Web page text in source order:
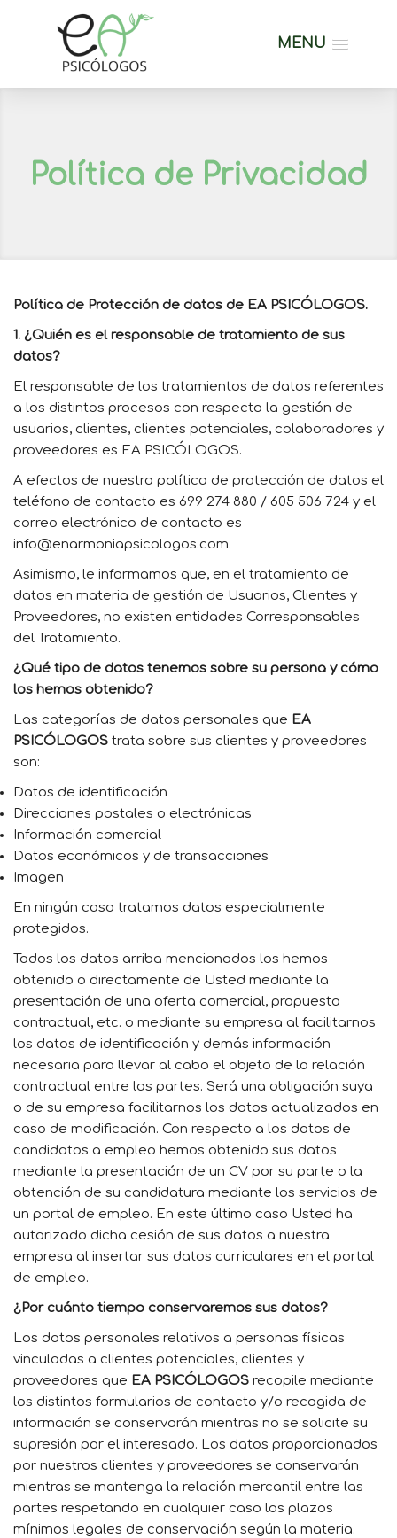
MENU
Política de Privacidad
Política de Protección de datos de EA PSICÓLOGOS.
1. ¿Quién es el responsable de tratamiento de sus
datos?
El responsable de los tratamientos de datos referentes
a los distintos procesos con respecto la gestión de
usuarios, clientes, clientes potenciales, colaboradores y
proveedores es EA PSICÓLOGOS.
A efectos de nuestra política de protección de datos el
teléfono de contacto es 699 274 880 / 605 506 724 y el
correo electrónico de contacto es
info@enarmoniapsicologos.com.
Asimismo, le informamos que, en el tratamiento de
datos en materia de gestión de Usuarios, Clientes y
Proveedores, no existen entidades Corresponsables
del Tratamiento.
¿Qué tipo de datos tenemos sobre su persona y cómo
los hemos obtenido?
Las categorías de datos personales que EA
PSICÓLOGOS trata sobre sus clientes y proveedores
son:
Datos de identificación
Direcciones postales o electrónicas
Información comercial
Datos económicos y de transacciones
Imagen
En ningún caso tratamos datos especialmente
protegidos.
Todos los datos arriba mencionados los hemos
obtenido o directamente de Usted mediante la
presentación de una oferta comercial, propuesta
contractual, etc. o mediante su empresa al facilitarnos
los datos de identificación y demás información
necesaria para llevar al cabo el objeto de la relación
contractual entre las partes. Será una obligación suya
o de su empresa facilitarnos los datos actualizados en
caso de modificación. Con respecto a los datos de
candidatos a empleo hemos obtenido sus datos
mediante la presentación de un CV por su parte o la
obtención de su candidatura mediante los servicios de
un portal de empleo. En este último caso Usted ha
autorizado dicha cesión de sus datos a nuestra
empresa al insertar sus datos curriculares en el portal
de empleo.
¿Por cuánto tiempo conservaremos sus datos?
Los datos personales relativos a personas físicas
vinculadas a clientes potenciales, clientes y
proveedores que EA PSICÓLOGOS recopile mediante
los distintos formularios de contacto y/o recogida de
información se conservarán mientras no se solicite su
supresión por el interesado. Los datos proporcionados
por nuestros clientes y proveedores se conservarán
mientras se mantenga la relación mercantil entre las
partes respetando en cualquier caso los plazos
mínimos legales de conservación según la materia.